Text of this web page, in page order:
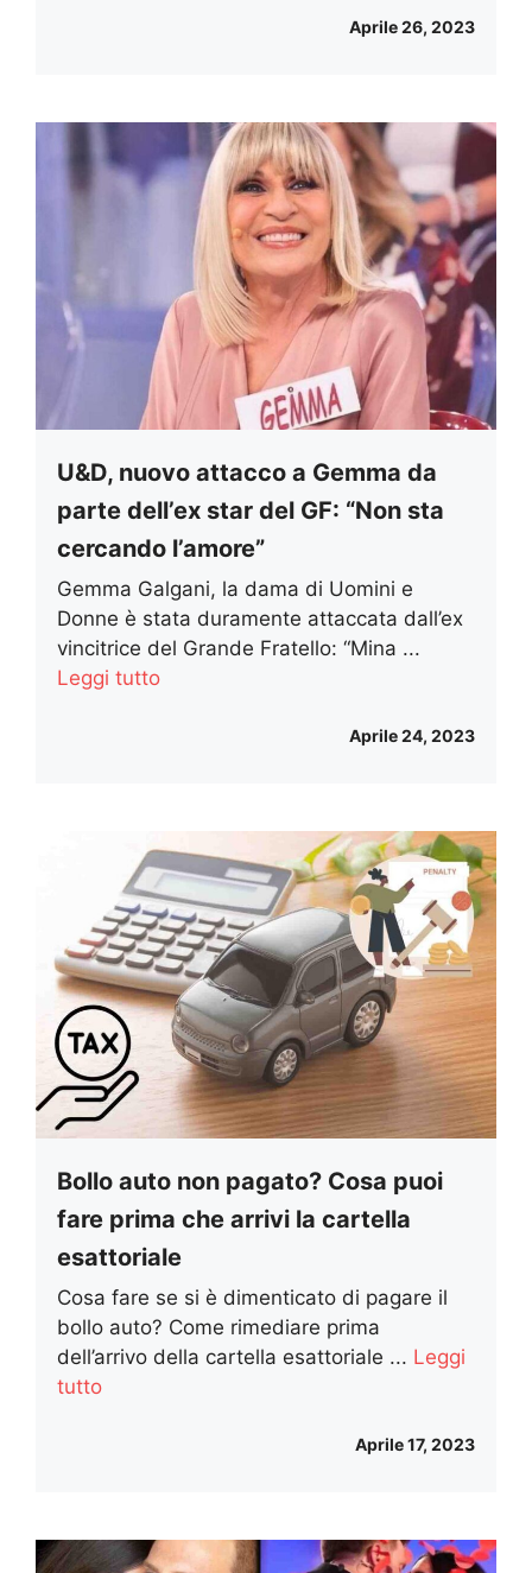
Aprile 26, 2023
U&D, nuovo attacco a Gemma da
parte dell’ex star del GF: “Non sta
cercando l’amore”
Gemma Galgani, la dama di Uomini e
Donne è stata duramente attaccata dall’ex
vincitrice del Grande Fratello: “Mina ...
Leggi tutto
Aprile 24, 2023
Bollo auto non pagato? Cosa puoi
fare prima che arrivi la cartella
esattoriale
Cosa fare se si è dimenticato di pagare il
bollo auto? Come rimediare prima
dell’arrivo della cartella esattoriale ... Leggi
tutto
Aprile 17, 2023